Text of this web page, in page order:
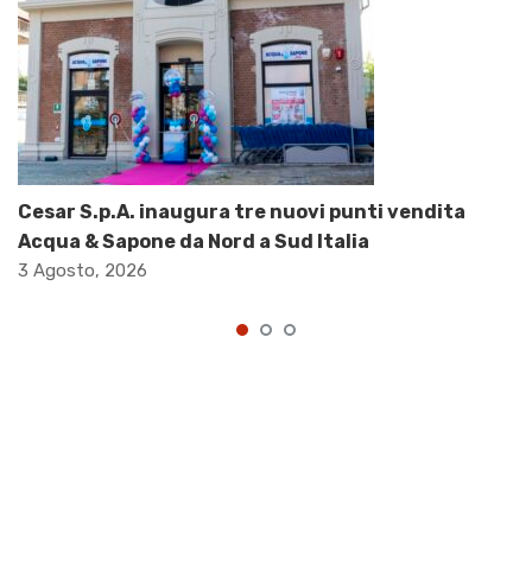
Cesar S.p.A. inaugura tre nuovi punti vendita
Acqua & Sapone da Nord a Sud Italia
3 Agosto, 2026